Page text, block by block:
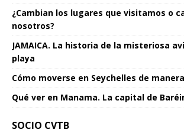
¿Cambian los lugares que visitamos o
nosotros?
JAMAICA. La historia de la misteriosa
playa
Cómo moverse en Seychelles de
Qué ver en Manama. La capital de
SOCIO CVTB